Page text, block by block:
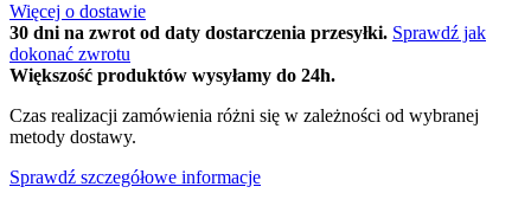
Więcej o dostawie
30 dni na zwrot od daty dostarczenia przesyłki. Sprawdź jak
dokonać zwrotu
Większość produktów wysyłamy do 24h.
Czas realizacji zamówienia różni się w zależności od wybranej
metody dostawy.
Sprawdź szczegółowe informacje